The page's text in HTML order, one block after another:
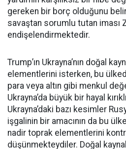
gereken bir borç olduğunu
savaştan sorumlu tutan iması
endişelendirmektedir.
Trump’ın Ukrayna’nın doğal
elementlerini isterken, bu
para veya altın gibi menkul
Ukrayna’da büyük bir hayal
Ukrayna’daki bazı kesimler
işgalinin bir amacının da bu
nadir toprak elementlerini
düşünmekteydiler. Doğal